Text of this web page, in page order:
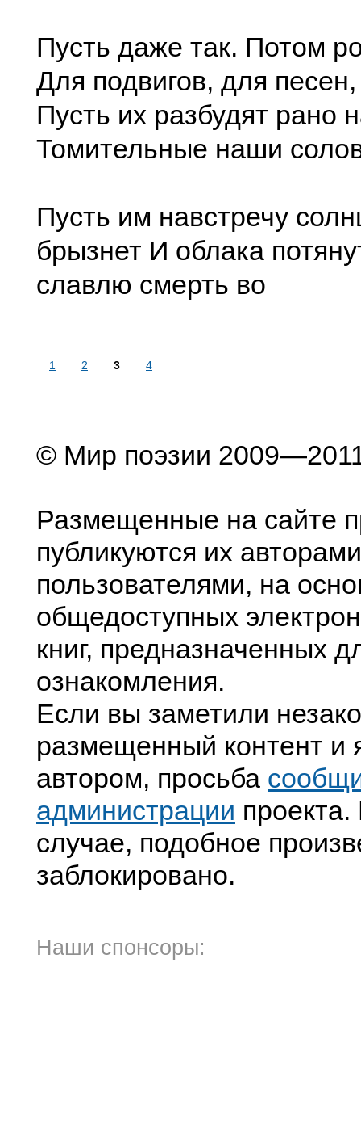
Пусть даже так. Потом
Для подвигов, для
Пусть их разбудят рано
Томительные наши
Пусть им навстречу
брызнет И облака
славлю смерть во
1 2 3 4
© Мир поэзии
Размещенные на сайте
публикуются их
пользователями, на
общедоступных
книг, предназначенных
ознакомления.
Если вы заметили
размещенный контент и
автором, просьба
администрации
случае, подобное
заблокировано.
Наши спонсоры: